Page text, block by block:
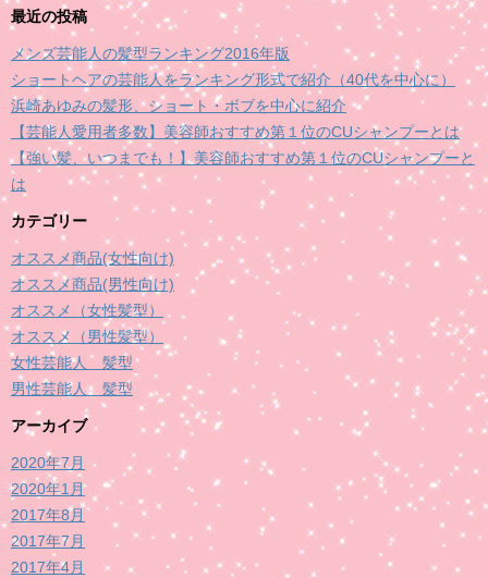
最近の投稿
メンズ芸能人の髪型ランキング2016年版
ショートヘアの芸能人をランキング形式で紹介（40代を中心に）
浜崎あゆみの髪形、ショート・ボブを中心に紹介
【芸能人愛用者多数】美容師おすすめ第１位のCUシャンプーとは
【強い髪、いつまでも！】美容師おすすめ第１位のCUシャンプーと
は
カテゴリー
オススメ商品(女性向け)
オススメ商品(男性向け)
オススメ（女性髪型）
オススメ（男性髪型）
女性芸能人 髪型
男性芸能人 髪型
アーカイブ
2020年7月
2020年1月
2017年8月
2017年7月
2017年4月